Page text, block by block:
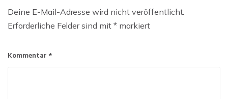
Deine E-Mail-Adresse wird nicht veröffentlicht.
Erforderliche Felder sind mit*markiert
Kommentar *